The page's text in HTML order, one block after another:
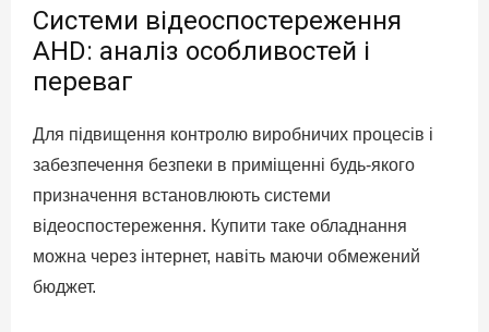
Системи відеоспостереження
AHD: аналіз особливостей і
переваг
Для підвищення контролю виробничих процесів і
забезпечення безпеки в приміщенні будь-якого
призначення встановлюють системи
відеоспостереження. Купити таке обладнання
можна через інтернет, навіть маючи обмежений
бюджет.